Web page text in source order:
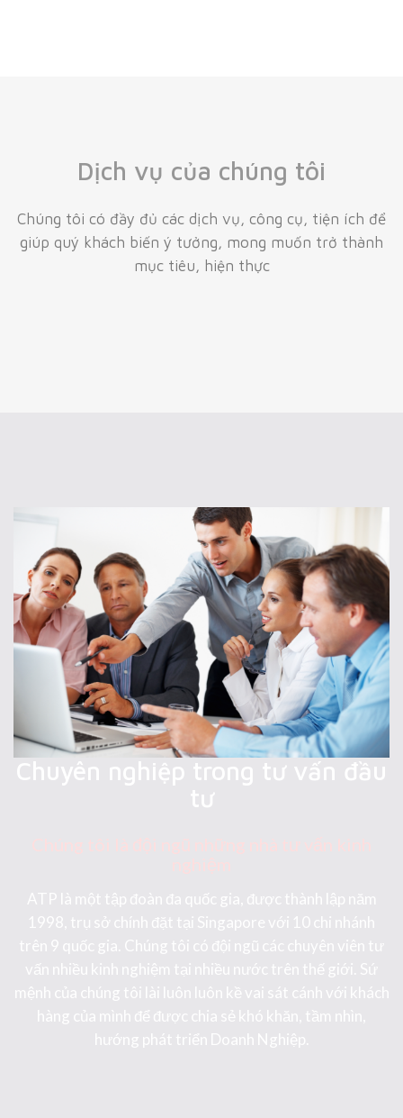
Dịch vụ của chúng tôi
Chúng tôi có đầy đủ các dịch vụ, công cụ, tiện ích để
giúp quý khách biến ý tưởng, mong muốn trở thành
mục tiêu, hiện thực
Chuyên nghiệp trong tư vấn đầu
tư
ATP là một tập đoàn đa quốc gia, được thành lập năm
1998, trụ sở chính đặt tại Singapore với 10 chi nhánh
trên 9 quốc gia. Chúng tôi có đội ngũ các chuyên viên tư
vấn nhiều kinh nghiệm tại nhiều nước trên thế giới. Sứ
mệnh của chúng tôi lài luôn luôn kề vai sát cánh với khách
hàng của mình để được chia sẻ khó khăn, tầm nhìn,
hướng phát triển Doanh Nghiệp.
Michael